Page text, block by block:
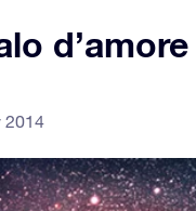
2014